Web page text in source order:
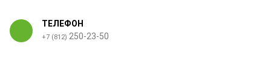
ТЕЛЕФОН
+7 (812) 250-23-50